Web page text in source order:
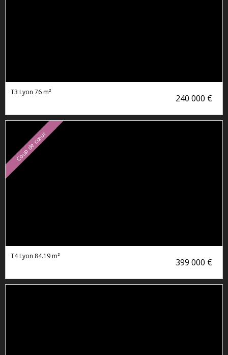
240 000 €
T3 Lyon 76 m²
Coup de cœur
399 000 €
T4 Lyon 84.19 m²